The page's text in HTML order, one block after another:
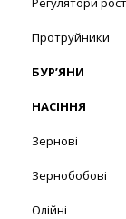
Протруйники
БУР’ЯНИ
НАСІННЯ
Зернові
Зернобобові
Олійні